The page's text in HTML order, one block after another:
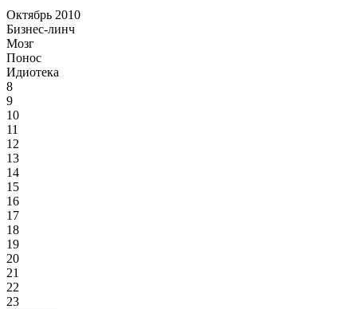
Октябрь 2010
Бизнес-линч
Мозг
Понос
Идиотека
8
9
10
11
12
13
14
15
16
17
18
19
20
21
22
23